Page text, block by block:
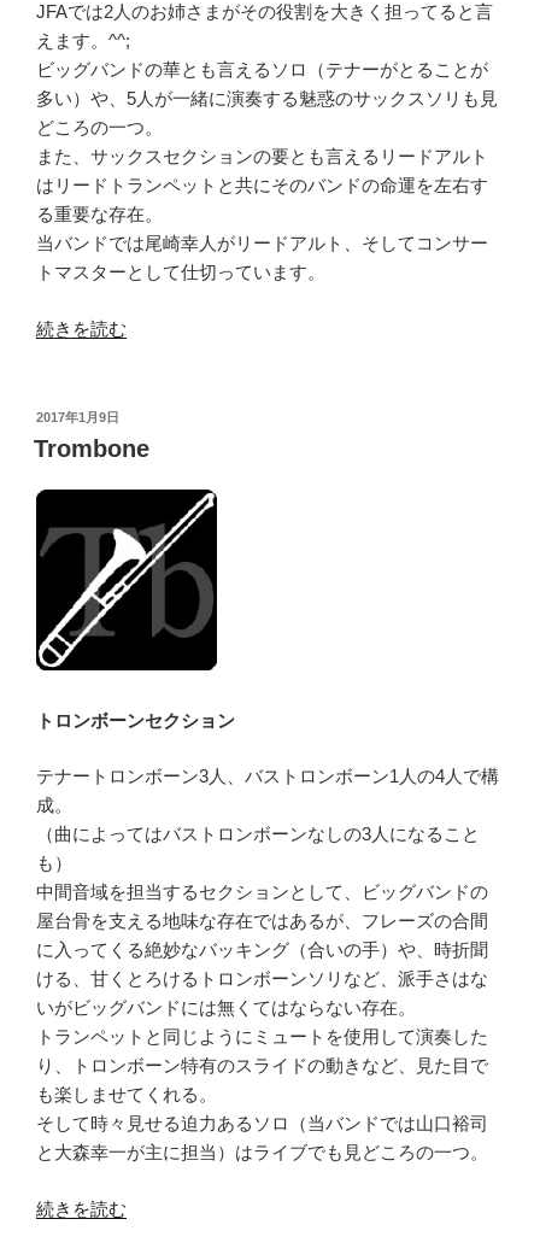
JFAでは2人のお姉さまがその役割を大きく担ってると言
えます。^^;
ビッグバンドの華とも言えるソロ（テナーがとることが
多い）や、5人が一緒に演奏する魅惑のサックスソリも見
どころの一つ。
また、サックスセクションの要とも言えるリードアルト
はリードトランペットと共にそのバンドの命運を左右す
る重要な存在。
当バンドでは尾崎幸人がリードアルト、そしてコンサー
トマスターとして仕切っています。
“Saxophone”
続きを読む
投
稿
日:
2017年1月9日
Trombone
トロンボーンセクション
テナートロンボーン3人、バストロンボーン1人の4人で構
成。
（曲によってはバストロンボーンなしの3人になること
も）
中間音域を担当するセクションとして、ビッグバンドの
屋台骨を支える地味な存在ではあるが、フレーズの合間
に入ってくる絶妙なバッキング（合いの手）や、時折聞
ける、甘くとろけるトロンボーンソリなど、派手さはな
いがビッグバンドには無くてはならない存在。
トランペットと同じようにミュートを使用して演奏した
り、トロンボーン特有のスライドの動きなど、見た目で
も楽しませてくれる。
そして時々見せる迫力あるソロ（当バンドでは山口裕司
と大森幸一が主に担当）はライブでも見どころの一つ。
“Trombone”
続きを読む